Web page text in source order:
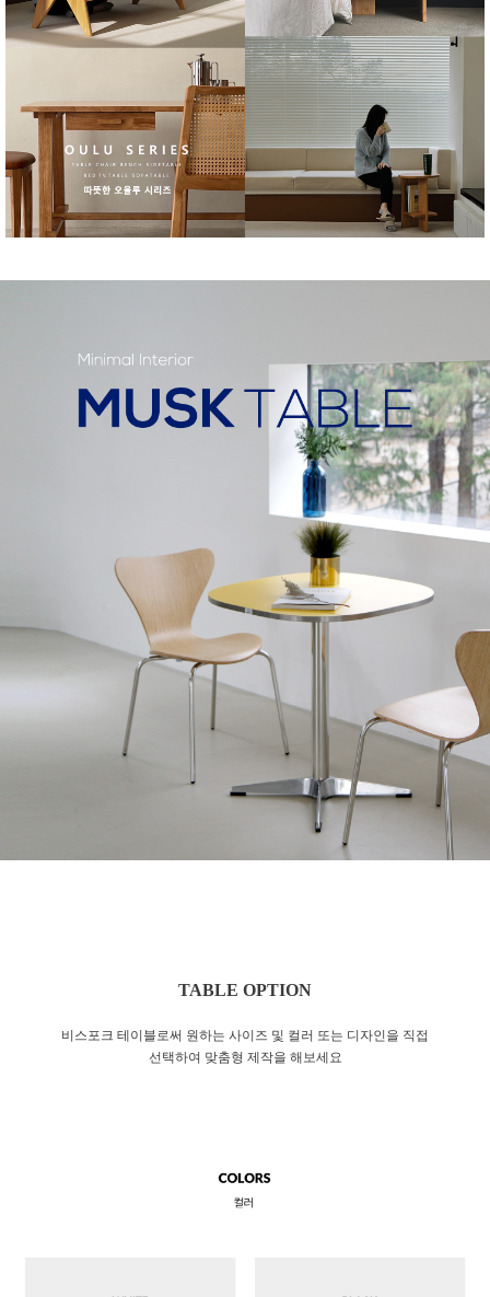
TABLE OPTION
비스포크 테이블로써 원하는 사이즈 및 컬러 또는 디자인을 직접
선택하여 맞춤형 제작을 해보세요